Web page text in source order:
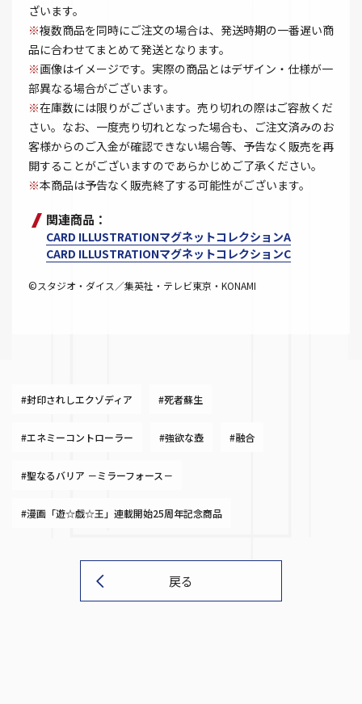
ざいます。
※複数商品を同時にご注文の場合は、発送時期の一番遅い商
品に合わせてまとめて発送となります。
※画像はイメージです。実際の商品とはデザイン・仕様が一
部異なる場合がございます。
※在庫数には限りがございます。売り切れの際はご容赦くだ
さい。なお、一度売り切れとなった場合も、ご注文済みのお
客様からのご入金が確認できない場合等、予告なく販売を再
開することがございますのであらかじめご了承ください。
※本商品は予告なく販売終了する可能性がございます。
関連商品：
CARD ILLUSTRATIONマグネットコレクションA
CARD ILLUSTRATIONマグネットコレクションC
©スタジオ・ダイス／集英社・テレビ東京・KONAMI
#封印されしエクゾディア #死者蘇生
#エネミーコントローラー #強欲な壺 #融合
#聖なるバリア －ミラーフォース－
#漫画「遊☆戯☆王」連載開始25周年記念商品
戻る